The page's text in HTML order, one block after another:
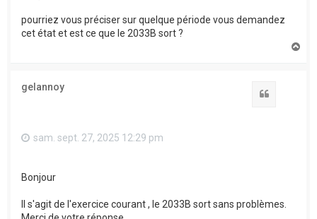
pourriez vous préciser sur quelque période vous demandez
cet état et est ce que le 2033B sort ?
gelannoy
sam. sept. 27, 2025 12:29 pm
Bonjour
Il s'agit de l'exercice courant , le 2033B sort sans problèmes.